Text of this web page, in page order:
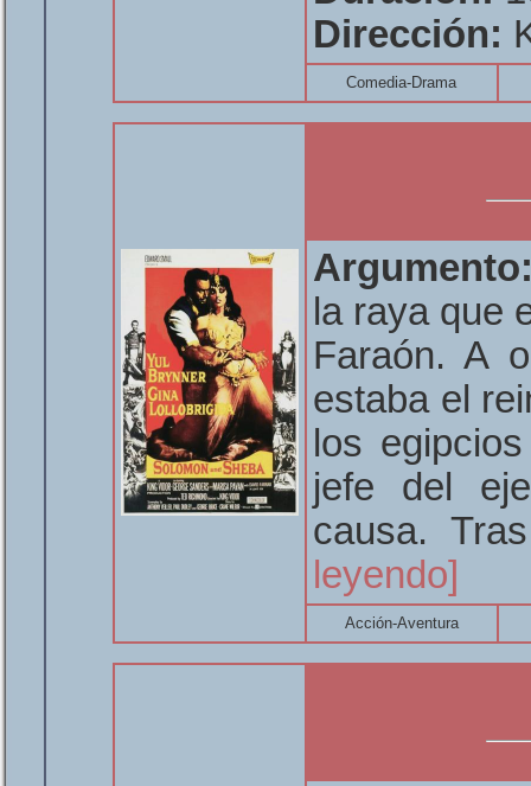
Dirección:
Comedia-Drama
la raya que
Faraón. A
estaba el
los
jefe del
causa.
leyendo]
Acción-Aventura